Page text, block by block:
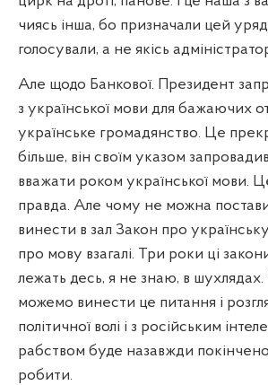
чиясь інша, бо призначали цей
голосували, а не якісь
Але щодо Банкової. Президент
з української мови для бажаючих
українське громадянство. Це
більше, він своїм указом
вважати роком української мови.
правда. Але чому не можна
винести в зал Закон про
про мову взагалі. Три роки ці
лежать десь, я не знаю, в
можемо винести це питання і
політичної волі і з російським
рабством буде назавжди
робити.